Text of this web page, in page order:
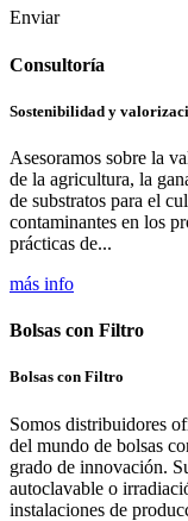
Enviar
Consultoría
Sostenibilidad y
Asesoramos sobre la
de la agricultura, la
de substratos para el
contaminantes en los
prácticas de...
más info
Bolsas con Filtro
Bolsas con Filtro
Somos distribuidores
del mundo de bolsas
grado de innovación.
autoclavable o
instalaciones de